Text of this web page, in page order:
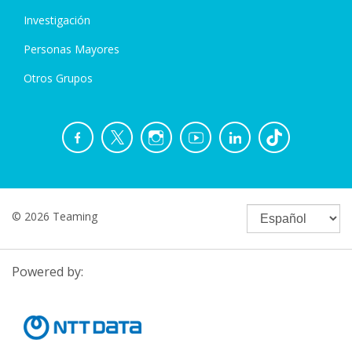
Investigación
Personas Mayores
Otros Grupos
© 2026 Teaming
Powered by: